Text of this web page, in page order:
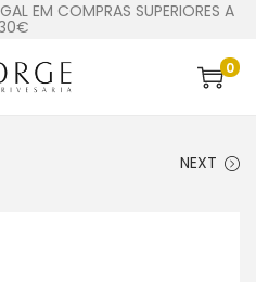
EM COMPRAS SUPERIORES A
0
NEXT